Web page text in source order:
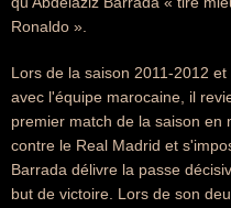
Ronaldo ».
Lors de la saison 2011-2012
avec l'équipe marocaine, il
premier match de la saison en
contre le Real Madrid et
Barrada délivre la passe
but de victoire. Lors de son